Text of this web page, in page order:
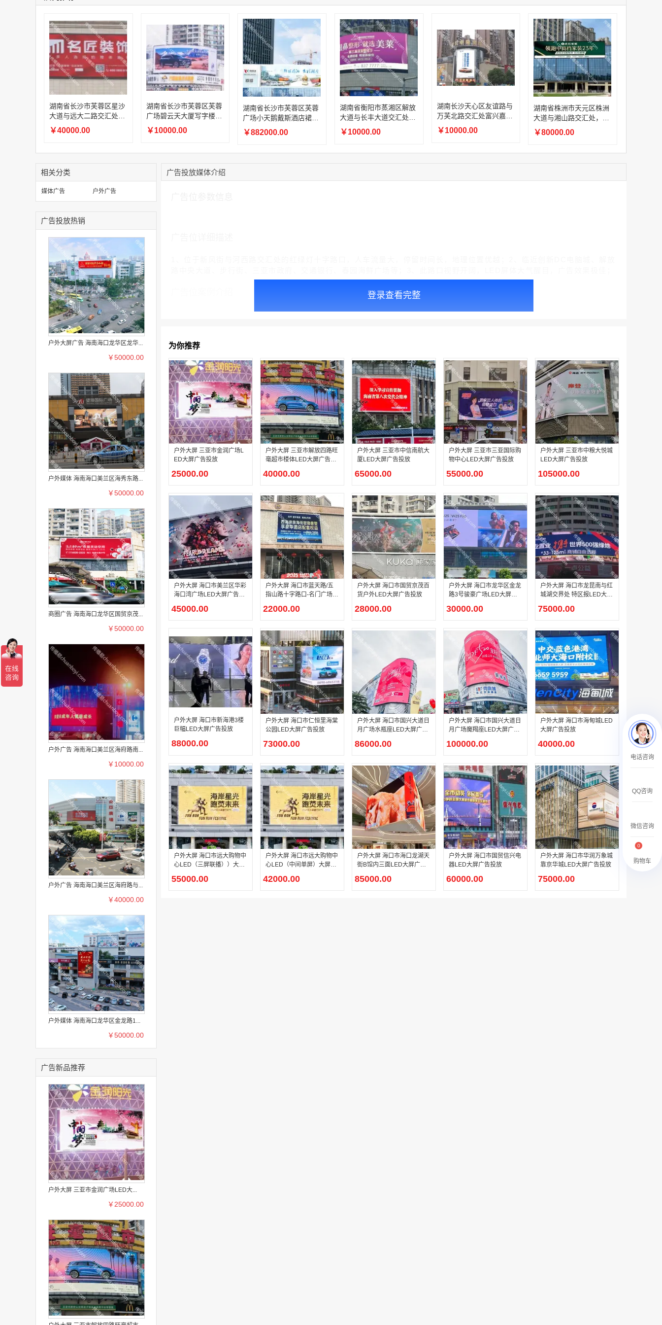
12:40:20 177****7961 联系了该媒体所在商家
16:12:36 181****8167 联系了该媒体所在商家
16:16:44 181****0078 联系了该媒体所在商家
13:50:54 192****2334 联系了该媒体所在商家
￥27600.00
香港双层巴士车身广告（含车顶）
￥77000.00
户外广告 天津社区道闸广告 天津小区道闸广告投放价格
￥1100.00
香港有轨双层旅游巴士车身广告
￥25300.00
香港签名广告有轨双层巴士车身广告
￥27600.00
湖南省长沙市芙蓉区星沙
大道与远大二路交汇处汇
一广场惠民广场墙面高清
LED 大屏
￥40000.00
湖南省长沙市芙蓉区芙蓉
广场碧云天大厦写字楼楼
顶弧面高清 LED 大屏
￥10000.00
湖南省长沙市芙蓉区芙蓉
广场小天鹅戴斯酒店裙楼
巨型高清 LED 大屏
￥882000.00
湖南省衡阳市蒸湘区解放
大道与长丰大道交汇处今
朝大厦商超卖场外立面高
清 LED 大屏
￥10000.00
湖南长沙天心区友谊路与
万芙北路交汇处富兴嘉城
商超卖场LED屏
￥10000.00
湖南省株洲市天元区株洲
大道与湘山路交汇处，体
育中心、红星美凯龙建材
家居市场旁型格 U 公馆家
￥80000.00
相关分类
媒体广告 户外广告
广告投放热销
户外大屏广告 海南海口龙华区龙华...
￥50000.00
户外媒体 海南海口美兰区海秀东路...
￥50000.00
商圈广告 海南海口龙华区国贸京茂...
￥50000.00
户外广告 海南海口美兰区海府路南...
￥10000.00
户外广告 海南海口美兰区海府路与...
￥40000.00
户外媒体 海南海口龙华区金龙路1...
￥50000.00
广告新品推荐
户外大屏 三亚市金润广场LED大...
￥25000.00
广告投放媒体介绍
登录查看完整
为你推荐
户外大屏 三亚市金润广场L
ED大屏广告投放
25000.00
户外大屏 三亚市解放四路旺
毫超市楼体LED大屏广告投
40000.00
户外大屏 三亚市中信南航大
厦LED大屏广告投放
65000.00
户外大屏 三亚市三亚国际购
物中心LED大屏广告投放
55000.00
户外大屏 三亚市中粮大悦城
LED大屏广告投放
105000.00
户外大屏 海口市美兰区华彩
海口湾广场LED大屏广告投
45000.00
户外大屏 海口市蓝天路/五
指山路十字路口-名门广场L
22000.00
户外大屏 海口市国贸京茂百
货户外LED大屏广告投放
28000.00
户外大屏 海口市龙华区金龙
路3号骏豪广场LED大屏广
30000.00
户外大屏 海口市龙昆南与红
城湖交界处 特区报LED大屏
75000.00
户外大屏 海口市新海港3楼
巨幅LED大屏广告投放
88000.00
户外大屏 海口市仁恒里海棠
公园LED大屏广告投放
73000.00
户外大屏 海口市国兴大道日
月广场水瓶座LED大屏广告
86000.00
户外大屏 海口市国兴大道日
月广场魔羯座LED大屏广告
100000.00
户外大屏 海口市海甸城LED
大屏广告投放
40000.00
户外大屏 海口市远大购物中
心LED（三屏联播））大屏
55000.00
户外大屏 海口市远大购物中
心LED（中间单屏）大屏广
42000.00
户外大屏 海口市海口龙湖天
街B馆内三面LED大屏广告
85000.00
户外大屏 海口市国贸信兴电
器LED大屏广告投放
60000.00
户外大屏 海口市华润万象城
靠京华城LED大屏广告投放
75000.00
电话咨询
QQ咨询
微信咨询
购物车
0